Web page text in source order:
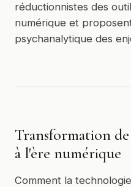
réductionnistes des
numérique et
psychanalytique des
Transformation
à l'ère numérique
Comment la